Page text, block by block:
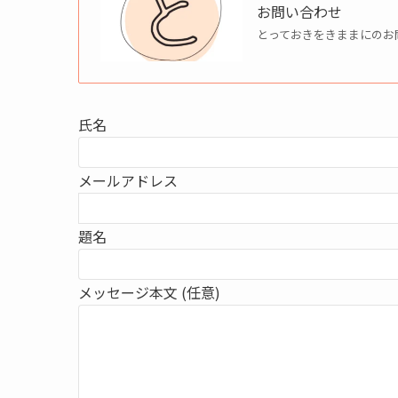
お問い合わせ
とっておきをきままにのお
氏名
メールアドレス
題名
メッセージ本文 (任意)